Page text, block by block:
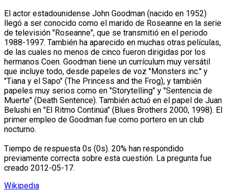
El actor estadounidense John Goodman (nacido en 1952)
llegó a ser conocido como el marido de Roseanne en la serie
de televisión "Roseanne", que se transmitió en el periodo
1988-1997. También ha aparecido en muchas otras películas,
de las cuales no menos de cinco fueron dirigidas por los
hermanos Coen. Goodman tiene un currículum muy versátil
que incluye todo, desde papeles de voz "Monsters inc." y
"Tiana y el Sapo" (The Princess and the Frog), y también
papeles muy serios como en "Storytelling" y "Sentencia de
Muerte" (Death Sentence). También actuó en el papel de Juan
Belushi en "El Ritmo Continúa" (Blues Brothers 2000, 1998). El
primer empleo de Goodman fue como portero en un club
nocturno.
Tiempo de respuesta 0s (0s). 20% han respondido
previamente correcta sobre esta cuestión. La pregunta fue
creado 2012-05-17.
Wikipedia